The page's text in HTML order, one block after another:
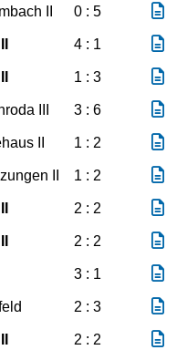
II 0 : 5
4 : 1
1 : 3
III 3 : 6
II 1 : 2
II 1 : 2
2 : 2
2 : 2
3 : 1
2 : 3
2 : 2